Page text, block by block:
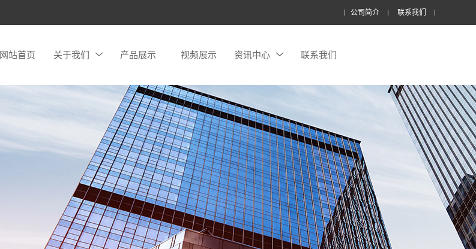
公司简介 联系我们
网站首页 关于我们 产品展示 视频展示 资讯中心 联系我们